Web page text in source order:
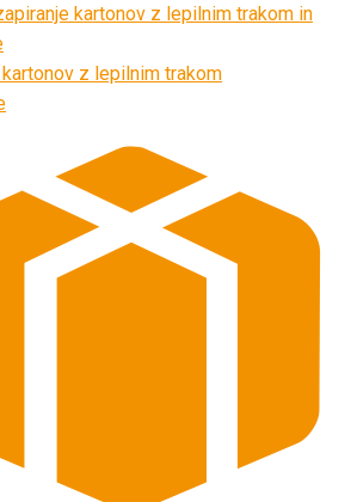
kartonov z lepilnim trakom in
z lepilnim trakom